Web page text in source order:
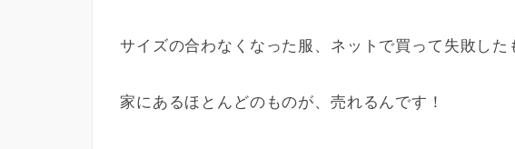
サイズの合わなくなった服、ネットで買って失敗した
家にあるほとんどのものが、売れるんです！